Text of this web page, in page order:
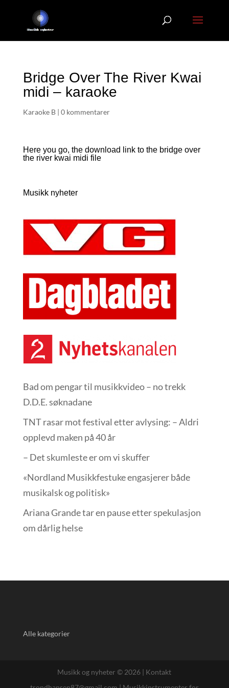
Bridge Over The River Kwai
midi – karaoke
Karaoke B| 0 kommentarer
Here you go, the download link to the bridge over
the river kwai midi file
Musikk nyheter
Bad om pengar til musikkvideo – no trekk
D.D.E. søknadane
TNT rasar mot festival etter avlysing: – Aldri
opplevd maken på 40 år
– Det skumleste er om vi skuffer
«Nordland Musikkfest­uke engasjerer både
musikalsk og politisk»
Ariana Grande tar en pause etter spekulasjon
om dårlig helse
Alle kategorier
Musikk og nyheter © 2026 | Kontakt